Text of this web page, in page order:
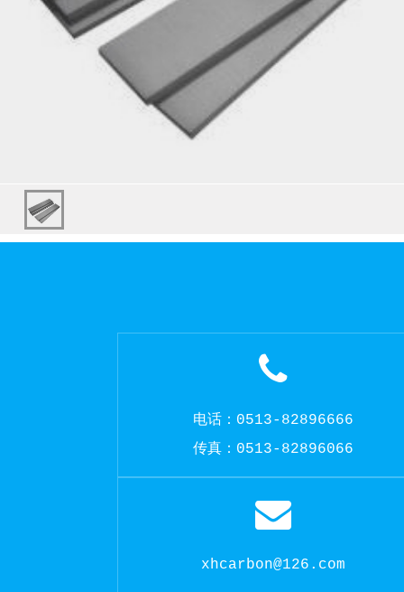
电话：0513-82896666
传真：0513-82896066
xhcarbon@126.com